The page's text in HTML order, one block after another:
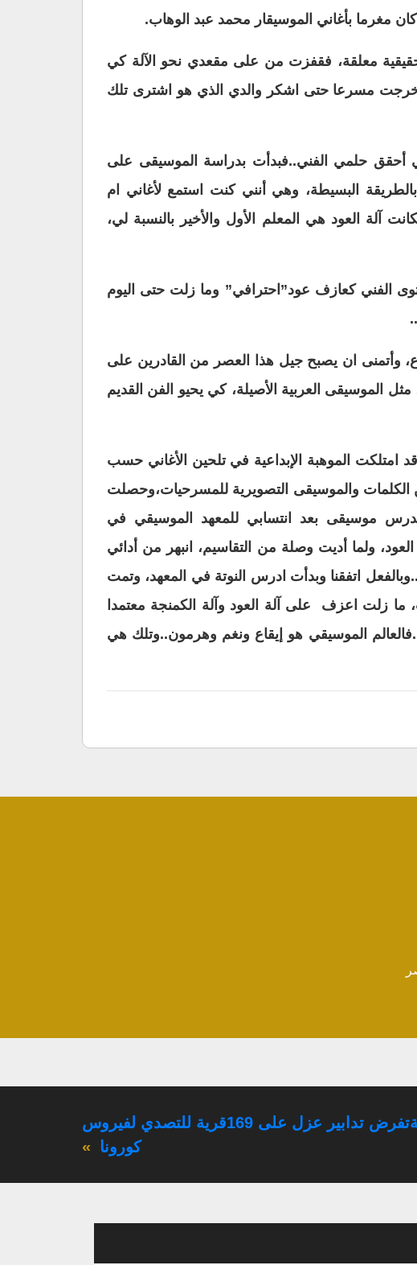
مغرما بأغاني الموسيقار محمد عبد الوهاب.
معلقة، فقفزت من على مقعدي نحو الآلة كي
وخرجت مسرعا حتى اشكر والدي الذي هو اشترى تلك
أحقق حلمي الفني..فبدأت بدراسة الموسيقى على
البسيطة، وهي أنني كنت استمع لأغاني ام
آلة العود هي المعلم الأول والأخير بالنسبة لي،
الفني كعازف عود”احترافي” وما زلت حتى اليوم
وأتمنى ان يصبح جيل هذا العصر من القادرين على
الموسيقى العربية الأصيلة، كي يحيو الفن القديم
امتلكت الموهبة الإبداعية في تلحين الأغاني حسب
الكلمات والموسيقى التصويرية للمسرحيات،وحصلت
موسيقى بعد انتسابي للمعهد الموسيقي في
العود، ولما أديت وصلة من التقاسيم، انبهر من أدائي
اتفقنا وبدأت ادرس النوتة في المعهد، وتمت
ما زلت اعزف على آلة العود وآلة الكمنجة معتمدا
الموسيقي هو إيقاع ونغم وهرمون..وتلك هي
السلطات اللبنانيةتفرض تدابير عزل على 169قرية للتصدي لفيروس
كورونا »